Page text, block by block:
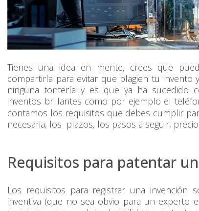
Tienes una idea en mente, crees que
compartirla para evitar que plagien tu invento
ninguna tontería y es que ya ha sucedido
inventos brillantes como por ejemplo el
contamos los requisitos que debes cumplir
necesaria, los plazos, los pasos a seguir,
Requisitos para patentar
Los requisitos para registrar una invención
inventiva (que no sea obvio para un experto